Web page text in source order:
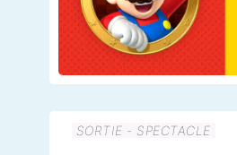
SORTIE - SPECTACLE